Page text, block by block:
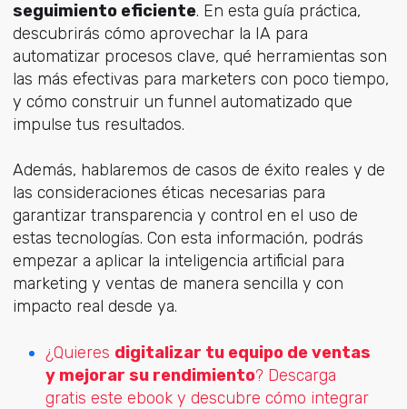
seguimiento eficiente. En esta guía práctica,
descubrirás cómo aprovechar la IA para
automatizar procesos clave, qué herramientas son
las más efectivas para marketers con poco tiempo,
y cómo construir un funnel automatizado que
impulse tus resultados.
Además, hablaremos de casos de éxito reales y de
las consideraciones éticas necesarias para
garantizar transparencia y control en el uso de
estas tecnologías. Con esta información, podrás
empezar a aplicar la inteligencia artificial para
marketing y ventas de manera sencilla y con
impacto real desde ya.
¿Quieres digitalizar tu equipo de ventas
y mejorar su rendimiento? Descarga
gratis este ebook y descubre cómo integrar